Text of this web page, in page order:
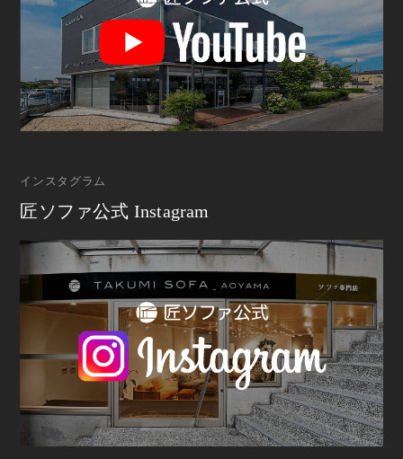
インスタグラム
匠ソファ公式 Instagram